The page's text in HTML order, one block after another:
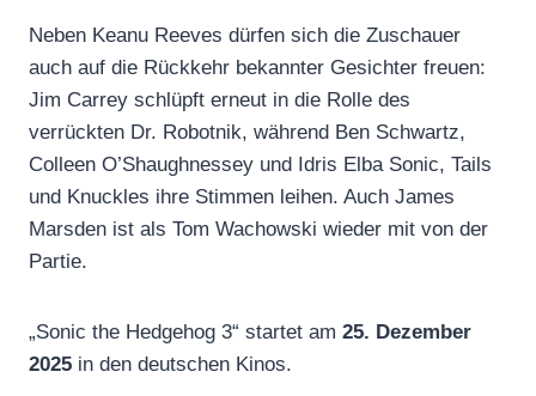
Neben Keanu Reeves dürfen sich die Zuschauer
auch auf die Rückkehr bekannter Gesichter freuen:
Jim Carrey schlüpft erneut in die Rolle des
verrückten Dr. Robotnik, während Ben Schwartz,
Colleen O’Shaughnessey und Idris Elba Sonic, Tails
und Knuckles ihre Stimmen leihen. Auch James
Marsden ist als Tom Wachowski wieder mit von der
Partie.
„Sonic the Hedgehog 3“ startet am 25. Dezember
2025 in den deutschen Kinos.